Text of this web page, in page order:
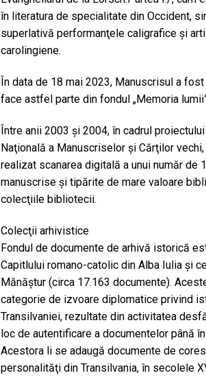
în literatura de specialitate din Occident,
superlativă performanţele caligrafice şi
carolingiene.
În data de 18 mai 2023, Manuscrisul a
face astfel parte din fondul „Memoria
Între anii 2003 şi 2004, în cadrul
Naţională a Manuscriselor şi Cărţilor
realizat scanarea digitală a unui număr de
manuscrise şi tipărite de mare valoare
colecţiile bibliotecii.
Colecţii arhivistice
Fondul de documente de arhivă istorică
Capitlului romano-catolic din Alba Iulia şi
Mănăştur (circa 17.163 documente).
categorie de izvoare diplomatice privind
Transilvaniei, rezultate din activitatea
loc de autentificare a documentelor până
Acestora li se adaugă documente de
personalităţi din Transilvania, în secolele